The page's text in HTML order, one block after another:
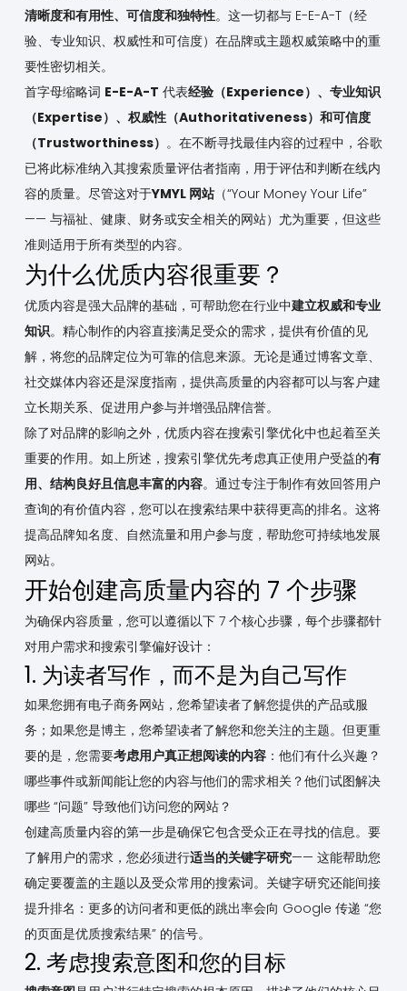
清晰度和有用性、可信度和独特性。这一切都与 E-E-A-T（经
验、专业知识、权威性和可信度）在品牌或主题权威策略中的重
要性密切相关。
首字母缩略词 E-E-A-T 代表经验（Experience）、专业知识
（Expertise）、权威性（Authoritativeness）和可信度
（Trustworthiness） 。在不断寻找最佳内容的过程中，谷歌
已将此标准纳入其搜索质量评估者指南，用于评估和判断在线内
容的质量。尽管这对于YMYL 网站（“Your Money Your Life”
—— 与福祉、健康、财务或安全相关的网站）尤为重要，但这些
准则适用于所有类型的内容。
为什么优质内容很重要？
优质内容是强大品牌的基础，可帮助您在行业中建立权威和专业
知识。精心制作的内容直接满足受众的需求，提供有价值的见
解，将您的品牌定位为可靠的信息来源。无论是通过博客文章、
社交媒体内容还是深度指南，提供高质量的内容都可以与客户建
立长期关系、促进用户参与并增强品牌信誉。
除了对品牌的影响之外，优质内容在搜索引擎优化中也起着至关
重要的作用。如上所述，搜索引擎优先考虑真正使用户受益的有
用、结构良好且信息丰富的内容。通过专注于制作有效回答用户
查询的有价值内容，您可以在搜索结果中获得更高的排名。这将
提高品牌知名度、自然流量和用户参与度，帮助您可持续地发展
网站。
开始创建高质量内容的 7 个步骤
为确保内容质量，您可以遵循以下 7 个核心步骤，每个步骤都针
对用户需求和搜索引擎偏好设计：
1. 为读者写作，而不是为自己写作
如果您拥有电子商务网站，您希望读者了解您提供的产品或服
务；如果您是博主，您希望读者了解您和您关注的主题。但更重
要的是，您需要考虑用户真正想阅读的内容：他们有什么兴趣？
哪些事件或新闻能让您的内容与他们的需求相关？他们试图解决
哪些 “问题” 导致他们访问您的网站？
创建高质量内容的第一步是确保它包含受众正在寻找的信息。要
了解用户的需求，您必须进行适当的关键字研究—— 这能帮助您
确定要覆盖的主题以及受众常用的搜索词。关键字研究还能间接
提升排名：更多的访问者和更低的跳出率会向 Google 传递 “您
的页面是优质搜索结果” 的信号。
2. 考虑搜索意图和您的目标